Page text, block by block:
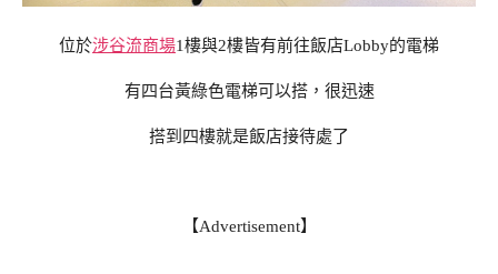
位於涉谷流商場1樓與2樓皆有前往飯店Lobby的電梯
有四台黃綠色電梯可以搭，很迅速
搭到四樓就是飯店接待處了
【Advertisement】